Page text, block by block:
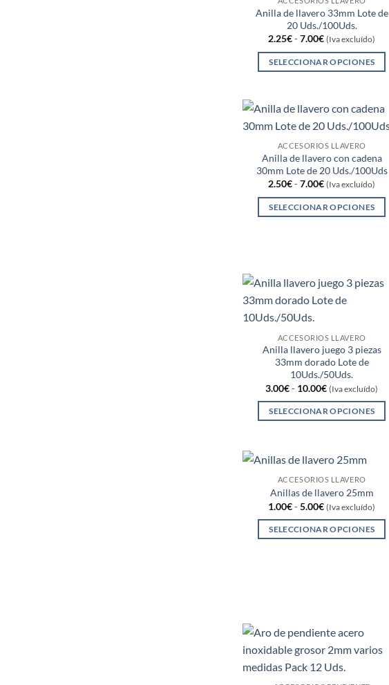
Las
opciones
se
pueden
la
página
de
producto
Anilla de llavero 33mm Lote de
20 Uds./100Uds.
2.25€-7.00€Rango
de
precios:
desde
(Iva excluído)
SELECCIONAR OPCIONES
tiene
múltiples
variantes.
Las
opciones
se
pueden
de
producto
ACCESORIOS LLAVERO
Anilla de llavero con cadena
30mm Lote de 20 Uds./100Uds
2.50€-7.00€Rango
de
precios:
desde
(Iva excluído)
SELECCIONAR OPCIONES
variantes.
Las
se
pueden
elegir
en
la
página
ACCESORIOS LLAVERO
Anilla llavero juego 3 piezas
33mm dorado Lote de
10Uds./50Uds.
3.00€- 10.00€Rango
de
precios:
desde
(Iva excluído)
SELECCIONAR OPCIONES
tiene
múltiples
variantes.
Las
opciones
se
de
producto
ACCESORIOS LLAVERO
Anillas de llavero 25mm
1.00€-5.00€Rango
de
precios:
desde
(Iva excluído)
SELECCIONAR OPCIONES
se
pueden